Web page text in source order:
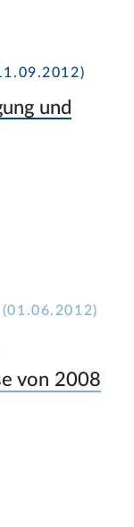
und
(01.06.2012)
von 2008